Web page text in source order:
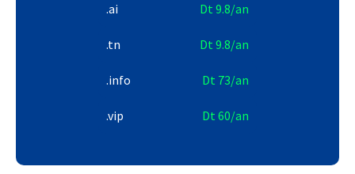
.ai Dt 9.8/an
.tn Dt 9.8/an
.info Dt 73/an
.vip Dt 60/an